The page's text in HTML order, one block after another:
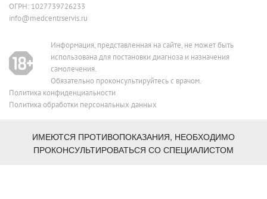
Сеть медицинских клиник в Москве
работаем с 1995 года
ОГРН: 1027739726233
info@medcentrservis.ru
Информация, представленная на сайте, не может быть
использована для постановки диагноза и назначения
самолечения.
Обязательно проконсультируйтесь с врачом.
Политика конфиденциальности
Политика обработки персональных данных
ИМЕЮТСЯ ПРОТИВОПОКАЗАНИЯ, НЕОБХОДИМО
ПРОКОНСУЛЬТИРОВАТЬСЯ СО СПЕЦИАЛИСТОМ